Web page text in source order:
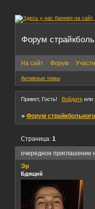
Форум
На сайт Форум
Активные темы
Привет, Гость! Войдитеили
»Форум
очередное приглашение
Страница:1
Эр
Бдящий